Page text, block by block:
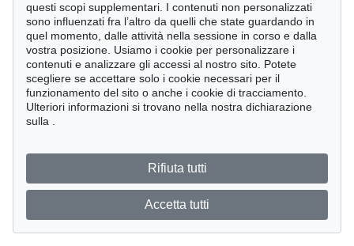
questi scopi supplementari. I contenuti non personalizzati
sono influenzati fra l’altro da quelli che state guardando in
quel momento, dalle attività nella sessione in corso e dalla
vostra posizione. Usiamo i cookie per personalizzare i
contenuti e analizzare gli accessi al nostro sito. Potete
scegliere se accettare solo i cookie necessari per il
funzionamento del sito o anche i cookie di tracciamento.
Ulteriori informazioni si trovano nella nostra dichiarazione
sulla
Rifiuta tutti
Accetta tutti